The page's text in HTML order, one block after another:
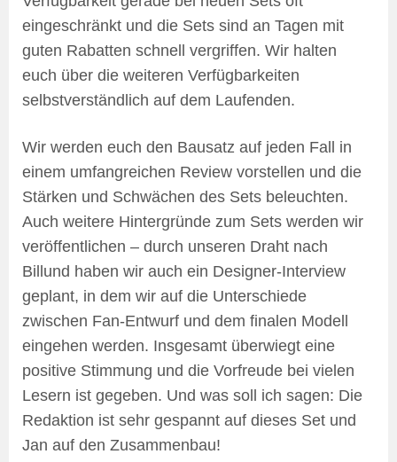
eingeschränkt und die Sets sind an Tagen mit
guten Rabatten schnell vergriffen. Wir halten
euch über die weiteren Verfügbarkeiten
selbstverständlich auf dem Laufenden.
Wir werden euch den Bausatz auf jeden Fall in
einem umfangreichen Review vorstellen und die
Stärken und Schwächen des Sets beleuchten.
Auch weitere Hintergründe zum Sets werden wir
veröffentlichen – durch unseren Draht nach
Billund haben wir auch ein Designer-Interview
geplant, in dem wir auf die Unterschiede
zwischen Fan-Entwurf und dem finalen Modell
eingehen werden. Insgesamt überwiegt eine
positive Stimmung und die Vorfreude bei vielen
Lesern ist gegeben. Und was soll ich sagen: Die
Redaktion ist sehr gespannt auf dieses Set und
Jan auf den Zusammenbau!